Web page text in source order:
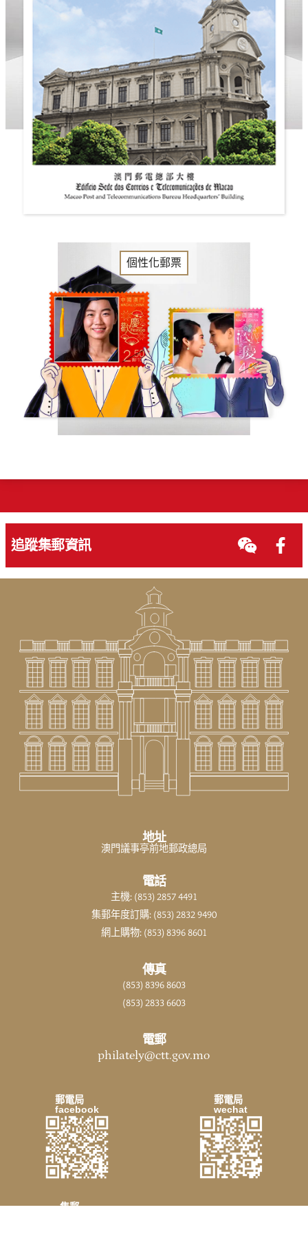
個性化郵票
追蹤集郵資訊
郵電局
facebook
郵電局
wechat
集郵
地址
澳門議事亭前地郵政總局
電話
主機: (853) 2857 4491
集郵年度訂購: (853) 2832 9490
網上購物: (853) 8396 8601
傳真
(853) 8396 8603
(853) 2833 6603
電郵
philately@ctt.gov.mo